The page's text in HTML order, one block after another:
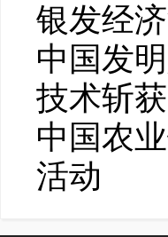
银发经
中国发
技术斩
中国农
活动